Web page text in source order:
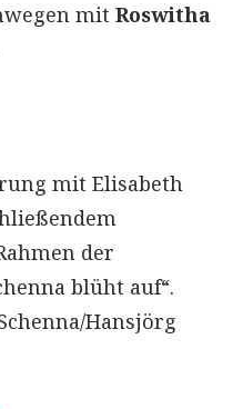
mit Roswitha
mit Elisabeth
der
blüht auf“.
Hansjörg